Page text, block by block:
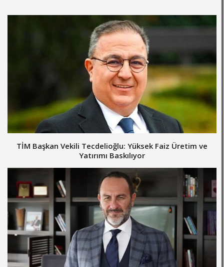
TİM Başkan Vekili Tecdelioğlu: Yüksek Faiz Üretim ve
Yatırımı Baskılıyor